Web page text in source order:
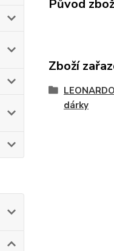
Původ
Zboží
dárky